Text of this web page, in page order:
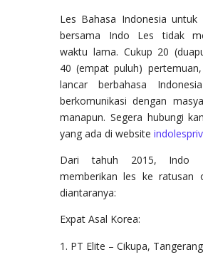
Les Bahasa Indonesia untuk
bersama Indo Les tidak
waktu lama. Cukup 20
40 (empat puluh)
lancar berbahasa
berkomunikasi dengan
manapun. Segera hubungi
yang ada di website
Dari tahuh 2015, Indo
memberikan les ke ratusan
diantaranya:
Expat Asal Korea:
PT Elite – Cikupa, Tangerang